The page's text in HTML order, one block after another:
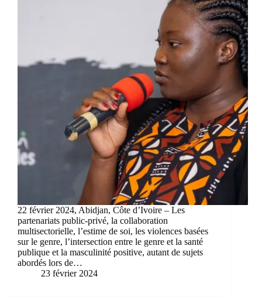
22 février 2024, Abidjan, Côte d’Ivoire – Les
partenariats public-privé, la collaboration
multisectorielle, l’estime de soi, les violences basées
sur le genre, l’intersection entre le genre et la santé
publique et la masculinité positive, autant de sujets
abordés lors de…
23 février 2024